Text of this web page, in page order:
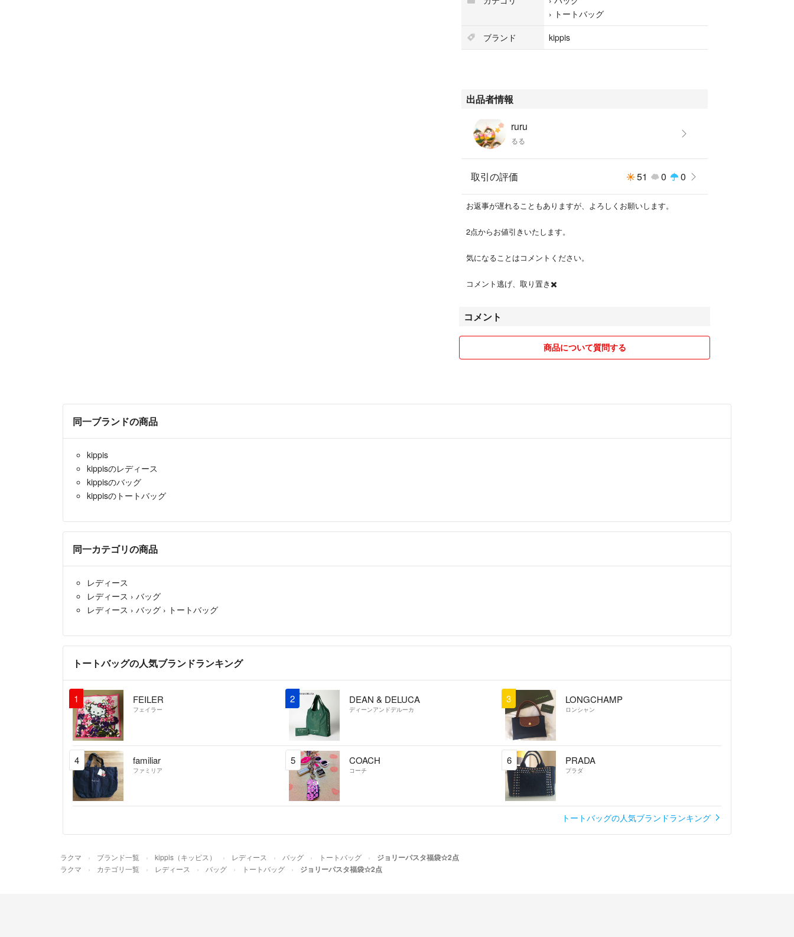
› トートバッグ
ブランド
kippis
出品者情報
ruru
るる
取引の評価 51 0 0
お返事が遅れることもありますが、よろしくお願いします。
2点からお値引きいたします。
気になることはコメントください。
コメント逃げ、取り置き✖️
コメント
商品について質問する
同一ブランドの商品
kippis
kippisのレディース
kippisのバッグ
kippisのトートバッグ
同一カテゴリの商品
レディース
レディース › バッグ
レディース › バッグ › トートバッグ
トートバッグの人気ブランドランキング
1 FEILER
フェイラー
2 DEAN & DELUCA
ディーンアンドデルーカ
3 LONGCHAMP
ロンシャン
4 familiar
ファミリア
5 COACH
コーチ
6 PRADA
プラダ
トートバッグの人気ブランドランキング
ラクマ ブランド一覧 kippis（キッピス） レディース バッグ トートバッグ ジョリーパスタ福袋☆2点
ラクマ カテゴリ一覧 レディース バッグ トートバッグ ジョリーパスタ福袋☆2点